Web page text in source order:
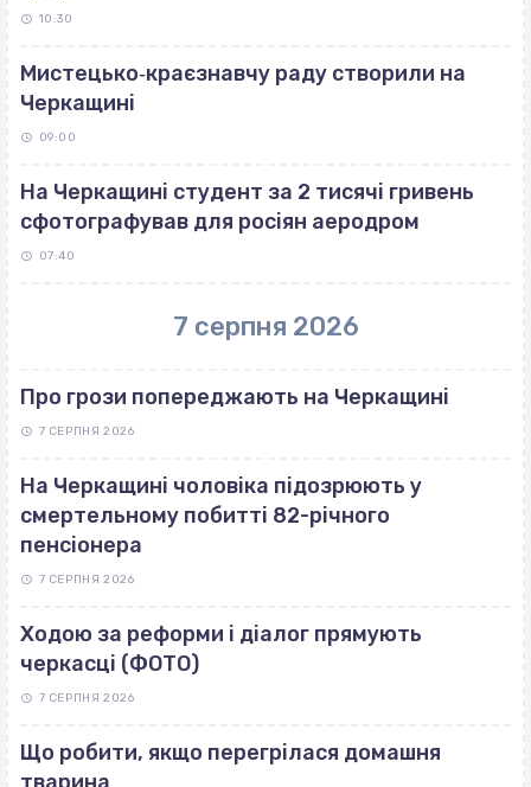
10:30
Мистецько‐краєзнавчу раду створили на
Черкащині
09:00
На Черкащині студент за 2 тисячі гривень
сфотографував для росіян аеродром
07:40
7 серпня 2026
Про грози попереджають на Черкащині
7 СЕРПНЯ 2026
На Черкащині чоловіка підозрюють у
смертельному побитті 82-річного
пенсіонера
7 СЕРПНЯ 2026
Ходою за реформи і діалог прямують
черкасці (ФОТО)
7 СЕРПНЯ 2026
Що робити, якщо перегрілася домашня